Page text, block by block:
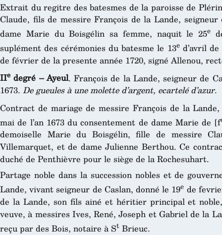
Extrait du regitre des batesmes de la paroisse de
Claude, fils de messire François de la Lande,
dame Marie du Boisgélin sa femme, naquit le 25e
suplément des cérémonies du batesme le 13ed’avril de
de février de la presente année 1720, signé Allenou,
IIe degré – Ayeul. François de la Lande, seigneur de
1673. De gueules à une molette d’argent, ecartelé d’azur.
Contract de mariage de messire François de la
mai de l’an 1673 du consentement de dame Marie de [f
demoiselle Marie du Boisgélin, fille de messire
Villemarquet, et de dame Julienne Berthou. Ce
duché de Penthièvre pour le siège de la Rochesuhart.
Partage noble dans la succession nobles et de
Lande, vivant seigneur de Caslan, donné le 19e de
de la Lande, son fils ainé et héritier principal et
veuve, à messires Ives, René, Joseph et Gabriel de la
reçu par des Bois, notaire à StBrieuc.